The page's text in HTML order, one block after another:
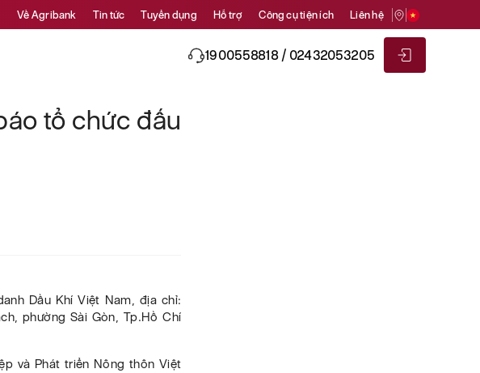
Về Agribank Tin tức Tuyển dụng Hỗ trợ Công cụ tiện ích Liên hệ
1900558818 / 02432053205
tổ chức đấu
Dầu Khí Việt Nam, địa chỉ:
phường Sài Gòn, Tp.Hồ Chí
và Phát triển Nông thôn Việt